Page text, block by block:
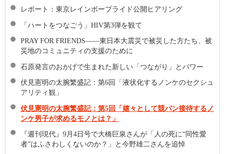
レポート：東京レインボープライド公開ヒアリング
「ハートをつなごう」HIV第3弾を観て
PRAY FOR FRIENDS——東日本大震災で被災した方たち、被
災地のコミュニティの支援のために
石原発言のおかげで生まれた新しい「つながり」とパワー
伏見憲明の太腕繁盛記：第6回「液状化するノンケのセクシュ
アリティ観」
伏見憲明の太腕繁盛記：第5回「嬉々として競パン接待するノ
ンケ男子が求めるモノとは？」
『週刊現代』9月4日号で大橋巨泉さんが「人の死に“同性愛
者”はふさわしくないのか？」と今野雄二さんを追悼